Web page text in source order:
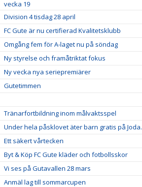
vecka 19
Division 4 tisdag 28 april
FC Gute är nu certifierad Kvalitetsklubb
Omgång fem för A-laget nu på söndag
Ny styrelse och framåtriktat fokus
Ny vecka nya seriepremiärer
Gutetimmen
Tränarfortbildning inom målvaktsspel
Under hela påsklovet äter barn gratis på Joda.
Ett säkert vårtecken
Byt & Köp FC Gute kläder och fotbollsskor
Vi ses på Gutavallen 28 mars
Anmäl lag till sommarcupen